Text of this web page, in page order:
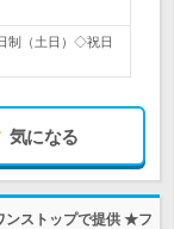
（土日）◇祝日
気になる
ンストップで提供 ★フ